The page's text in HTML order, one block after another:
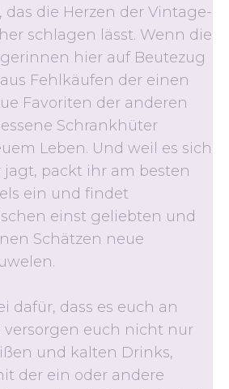
das die Herzen der Vintage-
schlagen lässt. Wenn die
hier auf Beutezug
Fehlkäufen der einen
Favoriten der anderen
Schrankhüter
Leben. Und weil es sich
jagt, packt ihr am besten
ein und findet
einst geliebten und
Schätzen neue
dafür, dass es euch an
euch nicht nur
und kalten Drinks,
der ein oder andere